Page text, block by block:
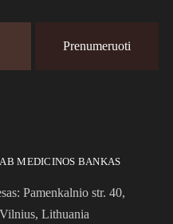
MEDICINOS BANKAS
Pamenkalnio str. 40,
Lithuania